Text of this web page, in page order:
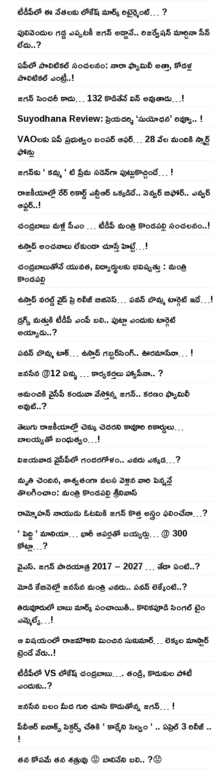
టీడీపీలో ఈ నేత‌ల‌కు లోకేష్ మార్క్ రిటైర్మెంట్‌… ?
పులివెందుల గ‌డ్డ ఎప్ప‌ట‌కీ జ‌గ‌న్ అడ్డానే.. రిజ‌ర్వేష‌న్ మార్చినా సీన్
లేదు..?
ఏపీలో పొలిటిక‌ల్ సంచ‌ల‌నం: నారా ఫ్యామిలీ అత్తా, కోడ‌ళ్ల
పొలిటికల్ ఎంట్రీ..!
జ‌గ‌న్ సెంచ‌రీ కాదు… 132 కొడితేనే విన్ అవుతాడు…!
Suyodhana Review: ప్రియదర్శి ‘సుయోధన’ రివ్యూ.. !
VAOల‌కు ఏపీ ప్ర‌భుత్వం బంప‌ర్ ఆఫ‌ర్‌… 28 వేల మందికి స్మార్ట్
ఫోన్లు
జ‌గ‌న్‌కు ‘ క‌మ్మ ‘ టి ప్రేమ స‌డెన్‌గా పుట్టుకొచ్చిందే… !
రాజ‌కీయాల్లో రేర్ రికార్డ్ ఎన్టీఆర్ ఒక్క‌డిదే.. నెవ్వ‌ర్ బిఫోర్‌.. ఎవ్వ‌ర్
ఆఫ్ట‌ర్‌..!
చంద్ర‌బాబు మ‌ళ్లీ సీఎం … టీడీపీ మంత్రి కొండ‌ప‌ల్లి సంచ‌ల‌నం..!
ఉస్తాద్ అంచ‌నాలు లేకుండా చూస్తే హిట్టే…!
చంద్ర‌బాబుతోనే యువ‌త‌, విద్యార్థుల‌కు భ‌విష్య‌త్తు : మంత్రి
కొండ‌ప‌ల్లి
ఉస్తాద్ వ‌ర‌ల్డ్ వైడ్ ప్రి రిలీజ్ బిజినెస్‌… ప‌వ‌న్ బొమ్మ టార్గెట్ ఇదే…!
డ్రగ్స్ మత్తుకి టీడీపీ ఎంపీ బలి.. పుట్టా ఎందుకు టార్గెట్
అయ్యాడు..?
ప‌వ‌న్ బొమ్మ టాక్‌… ఉస్తాద్ గ‌బ్బ‌ర్‌సింగ్‌.. ఊర‌మాసేనా… !
జనసేన @12 ఏళ్ళు … కార్యకర్తలు హ్యాపీనా.. ?
ఆమంచికి వైసీపీ కండువా వేస్తోన్న జ‌గ‌న్‌.. క‌ర‌ణం ఫ్యామిలీ
అవుట్‌..?
తెలుగు రాజ‌కీయాల్లో చెక్కు చెద‌ర‌ని కావూరి రికార్డులు…
బాల‌య్యతో బంధుత్వం…!
విజ‌య‌వాడ వైసీపీలో గంద‌ర‌గోళం.. ఎవ‌రు ఎక్క‌డ‌…?
మృతి చెందిన, శాశ్వతంగా వలస వెళ్లిన వారి పెన్ష‌న్లే
తొల‌గించాం: మంత్రి కొండపల్లి శ్రీనివాస్
రామ్మోహ‌న్ నాయుడు ఓట‌మికి జ‌గ‌న్ కొత్త అస్త్రం ఫ‌లించేనా…?
‘ పెద్ది ‘ మానియా… భారీ ఆప‌ర్ల‌తో బ‌య్య‌ర్లు… @ 300
కోట్లా…?
వైఎస్‌. జ‌గ‌న్ పాద‌యాత్ర 2017 – 2027 … తేడా ఏంటి..?
మోడి కేబినెట్లో జ‌నసేన మంత్రి ఎవ‌రు.. ప‌వ‌న్ లెక్కేంటి..?
తిరువూరులో బాబు మార్క్ పంచాయితీ.. కొలిక‌పూడి సింగ‌ల్ టైం
ఎమ్మెల్యే…!
ఆ విష‌యంలో రాజ‌మౌళిని మించిన సుకుమార్‌… లెక్క‌ల మాస్టార్
ట్రెండే వేరు..!
టీడీపీలో VS లోకేష్ చంద్ర‌బాబు…. తండ్రి, కొడుకుల పోటీ
ఎందుకు..?
జ‌న‌సేన బ‌లం మీద గురి చూసి కొడుతోన్న జ‌గ‌న్‌… !
పీవీఆర్ ఐనాక్స్ పిక్చర్స్ చేతికి ‘ కార్మేని సెల్వం ‘ .. ఏప్రిల్ 3 రిలీజ్ ..
!
తన కోపమే తన శత్రువు 😡 బాలినేని బలి.. ?😟